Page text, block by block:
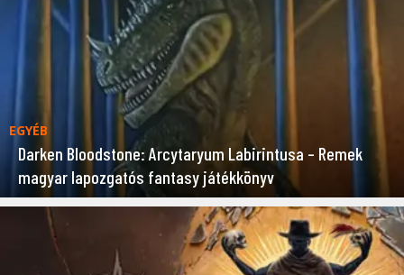
EGYÉB
Darken Bloodstone: Arcytaryum Labirintusa – Remek
magyar lapozgatós fantasy játékkönyv